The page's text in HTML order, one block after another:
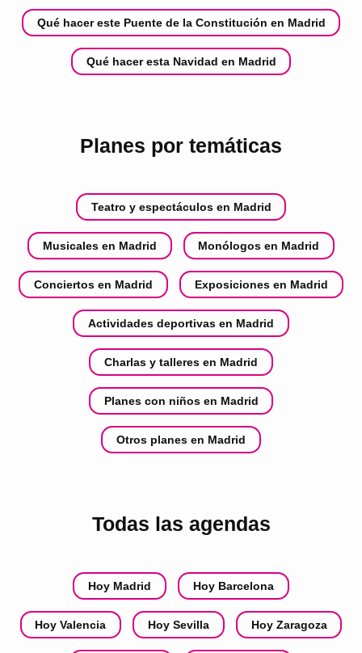
Qué hacer este Puente de la Constitución en Madrid
Qué hacer esta Navidad en Madrid
Planes por temáticas
Teatro y espectáculos en Madrid
Musicales en Madrid Monólogos en Madrid
Conciertos en Madrid Exposiciones en Madrid
Actividades deportivas en Madrid
Charlas y talleres en Madrid
Planes con niños en Madrid
Otros planes en Madrid
Todas las agendas
Hoy Madrid Hoy Barcelona
Hoy Valencia Hoy Sevilla Hoy Zaragoza